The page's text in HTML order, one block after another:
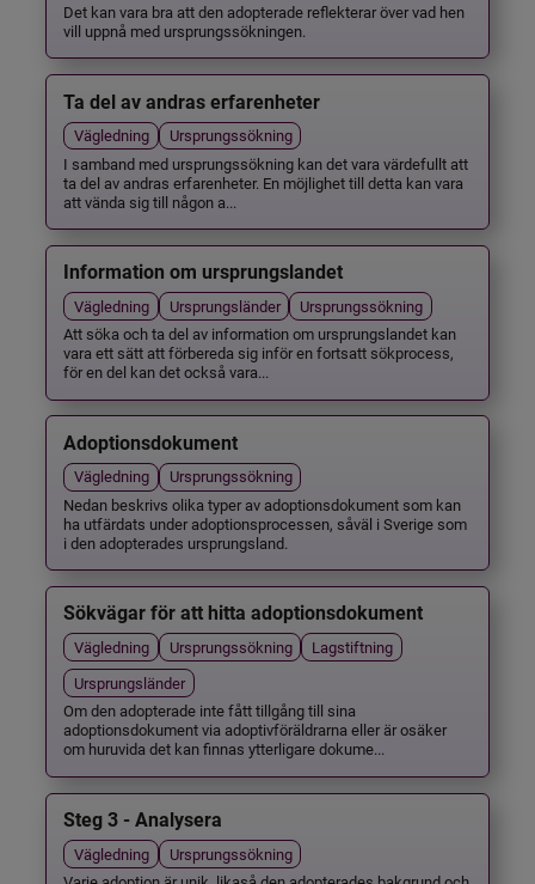
Det kan vara bra att den adopterade reflekterar över vad hen
vill uppnå med ursprungssökningen.
Ta del av andras erfarenheter
Vägledning
Ursprungssökning
I samband med ursprungssökning kan det vara värdefullt att
ta del av andras erfarenheter. En möjlighet till detta kan vara
att vända sig till någon a...
Information om ursprungslandet
Vägledning Ursprungsländer
Ursprungssökning
Att söka och ta del av information om ursprungslandet kan
vara ett sätt att förbereda sig inför en fortsatt sökprocess,
för en del kan det också vara...
Adoptionsdokument
Vägledning
Ursprungssökning
Nedan beskrivs olika typer av adoptionsdokument som kan
ha utfärdats under adoptionsprocessen, såväl i Sverige som
i den adopterades ursprungsland.
Sökvägar för att hitta adoptionsdokument
Vägledning Ursprungssökning
Lagstiftning
Ursprungsländer
Om den adopterade inte fått tillgång till sina
adoptionsdokument via adoptivföräldrarna eller är osäker
om huruvida det kan finnas ytterligare dokume...
Steg 3 - Analysera
Vägledning
Ursprungssökning